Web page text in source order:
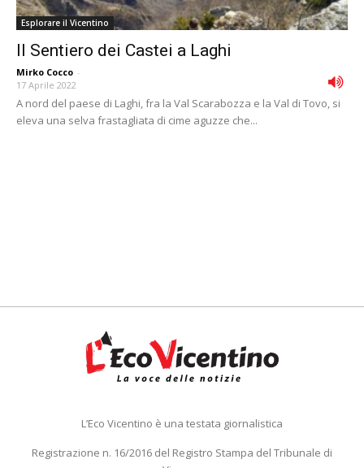
Esplorare il Vicentino
Il Sentiero dei Castei a Laghi
Mirko Cocco -
17 Aprile 2022
A nord del paese di Laghi, fra la Val Scarabozza e la Val di Tovo, si
eleva una selva frastagliata di cime aguzze che...
L’Eco Vicentino è una testata giornalistica
Registrazione n. 16/2016 del Registro Stampa del Tribunale di